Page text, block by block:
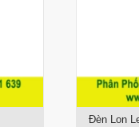
Đèn Lon